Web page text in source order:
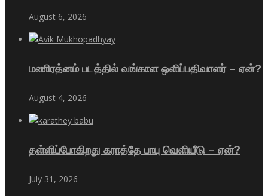
August 6, 2026
மணிரத்னம் படத்தில் வங்காள ஒளிப்பதிவாளர் – ஏன்?
August 4, 2026
தள்ளிப்போகிறது கராத்தே பாபு வெளியீடு – ஏன்?
July 31, 2026